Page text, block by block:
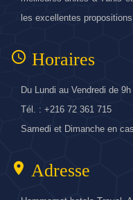
les excellentes
access_time Horaires
Du Lundi au Vendredi de
Tél. : +216 72 361 715
Samedi et Dimanche en
location_on Adresse